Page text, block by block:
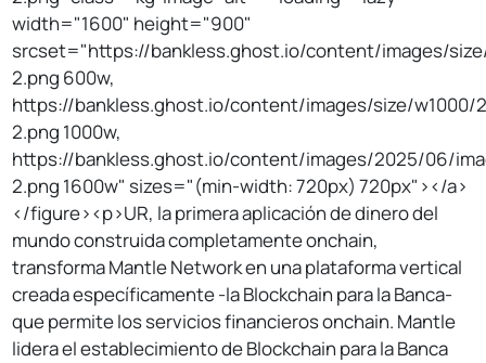
width="1600" height="900"
srcset="https://bankless.ghost.io/content/images/
2.png 600w,
https://bankless.ghost.io/content/images/size/w1000/
2.png 1000w,
https://bankless.ghost.io/content/images/2025/06/
2.png 1600w" sizes="(min-width: 720px) 720px"></a>
</figure><p>UR, la primera aplicación de dinero del
mundo construida completamente onchain,
transforma Mantle Network en una plataforma vertical
creada específicamente -la Blockchain para la Banca-
que permite los servicios financieros onchain. Mantle
lidera el establecimiento de Blockchain para la Banca